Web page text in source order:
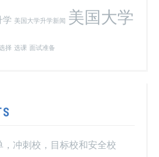
学 美国大学升学新闻 美国大学
择 选课 面试准备
冲刺校，目标校和安全校